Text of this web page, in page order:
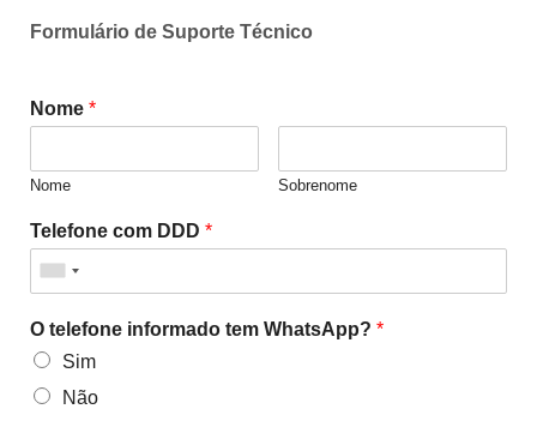
Formulário de Suporte Técnico
Nome *
Nome Sobrenome
Telefone com DDD *
O telefone informado tem WhatsApp? *
Sim
Não